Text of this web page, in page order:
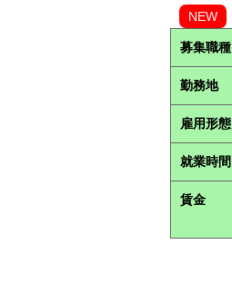
NEW
募集職種
勤務地
雇用形態
就業時間
賃金